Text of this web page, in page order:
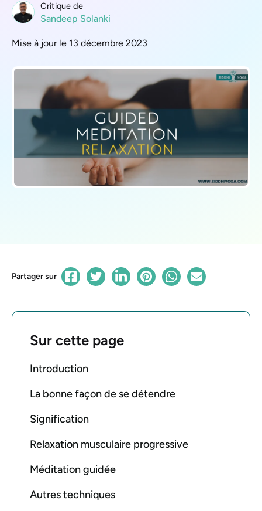
Critique de
Sandeep Solanki
Mise à jour le 13 décembre 2023
Partager sur
Sur cette page
Introduction
La bonne façon de se détendre
Signification
Relaxation musculaire progressive
Méditation guidée
Autres techniques